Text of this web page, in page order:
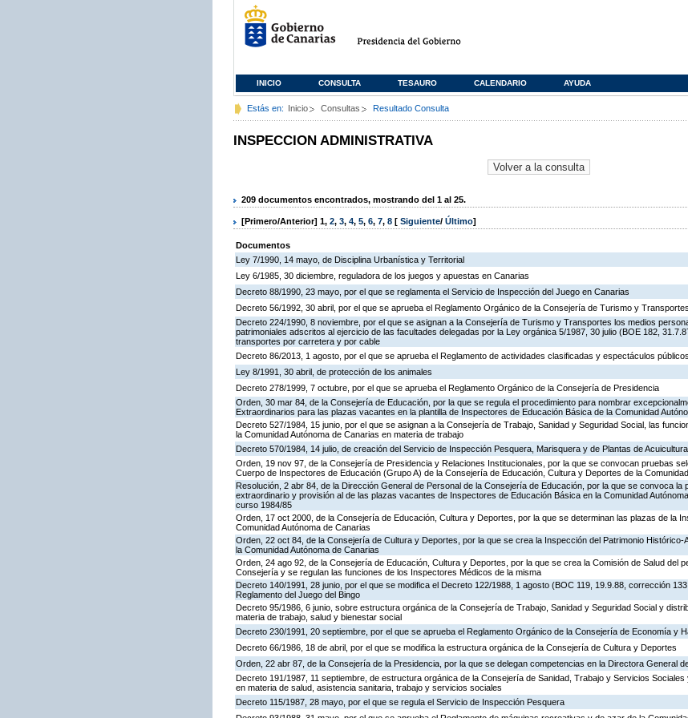
INICIO CONSULTA TESAURO CALENDARIO AYUDA
Estás en: Inicio Consultas Resultado Consulta
INSPECCION ADMINISTRATIVA
209 documentos encontrados, mostrando del 1 al 25.
[Primero/Anterior] 1, 2, 3, 4, 5, 6, 7, 8 [ Siguiente/ Último]
Documentos
Ley 7/1990, 14 mayo, de Disciplina Urbanística y Territorial
Ley 6/1985, 30 diciembre, reguladora de los juegos y apuestas en Canarias
Decreto 88/1990, 23 mayo, por el que se reglamenta el Servicio de Inspección del Juego en Canarias
Decreto 56/1992, 30 abril, por el que se aprueba el Reglamento Orgánico de la Consejería de Turismo y Transportes
Decreto 224/1990, 8 noviembre, por el que se asignan a la Consejería de Turismo y Transportes los medios
patrimoniales adscritos al ejercicio de las facultades delegadas por la Ley orgánica 5/1987, 30 julio (BOE 182,
transportes por carretera y por cable
Decreto 86/2013, 1 agosto, por el que se aprueba el Reglamento de actividades clasificadas y espectáculos públicos
Ley 8/1991, 30 abril, de protección de los animales
Decreto 278/1999, 7 octubre, por el que se aprueba el Reglamento Orgánico de la Consejería de Presidencia
Orden, 30 mar 84, de la Consejería de Educación, por la que se regula el procedimiento para nombrar
Extraordinarios para las plazas vacantes en la plantilla de Inspectores de Educación Básica de la Comunidad
Decreto 527/1984, 15 junio, por el que se asignan a la Consejería de Trabajo, Sanidad y Seguridad Social, las
la Comunidad Autónoma de Canarias en materia de trabajo
Decreto 570/1984, 14 julio, de creación del Servicio de Inspección Pesquera, Marisquera y de Plantas de Acuicultura
Orden, 19 nov 97, de la Consejería de Presidencia y Relaciones Institucionales, por la que se convocan pruebas
Cuerpo de Inspectores de Educación (Grupo A) de la Consejería de Educación, Cultura y Deportes de la
Resolución, 2 abr 84, de la Dirección General de Personal de la Consejería de Educación, por la que se convoca la
extraordinario y provisión al de las plazas vacantes de Inspectores de Educación Básica en la Comunidad
curso 1984/85
Orden, 17 oct 2000, de la Consejería de Educación, Cultura y Deportes, por la que se determinan las plazas de la
Comunidad Autónoma de Canarias
Orden, 22 oct 84, de la Consejería de Cultura y Deportes, por la que se crea la Inspección del Patrimonio
la Comunidad Autónoma de Canarias
Orden, 24 ago 92, de la Consejería de Educación, Cultura y Deportes, por la que se crea la Comisión de Salud del
Consejería y se regulan las funciones de los Inspectores Médicos de la misma
Decreto 140/1991, 28 junio, por el que se modifica el Decreto 122/1988, 1 agosto (BOC 119, 19.9.88, corrección
Reglamento del Juego del Bingo
Decreto 95/1986, 6 junio, sobre estructura orgánica de la Consejería de Trabajo, Sanidad y Seguridad Social y
materia de trabajo, salud y bienestar social
Decreto 230/1991, 20 septiembre, por el que se aprueba el Reglamento Orgánico de la Consejería de Economía y
Decreto 66/1986, 18 de abril, por el que se modifica la estructura orgánica de la Consejería de Cultura y Deportes
Orden, 22 abr 87, de la Consejería de la Presidencia, por la que se delegan competencias en la Directora General
Decreto 191/1987, 11 septiembre, de estructura orgánica de la Consejería de Sanidad, Trabajo y Servicios
en materia de salud, asistencia sanitaria, trabajo y servicios sociales
Decreto 115/1987, 28 mayo, por el que se regula el Servicio de Inspección Pesquera